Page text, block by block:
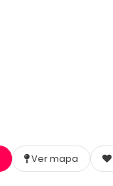
Ver mapa